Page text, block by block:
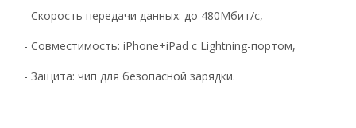
90
19
63
- Скорость передачи данных: до 480Мбит/с,
- Совместимость: iPhone+iPad с Lightning-портом,
- Защита: чип для безопасной зарядки.